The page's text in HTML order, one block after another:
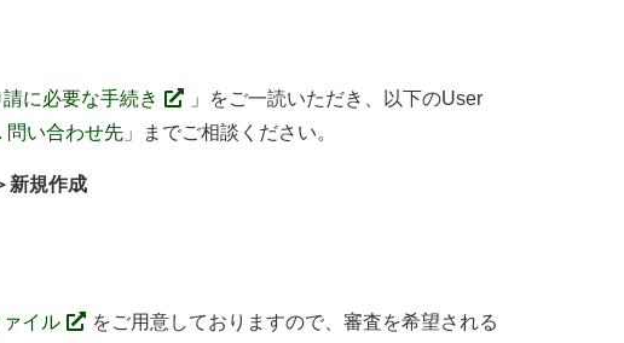
に必要な手続き
」をご一読いただき、以下のUser
問い合わせ先 」までご相談ください。
新規作成
イル をご用意しておりますので、審査を希望される